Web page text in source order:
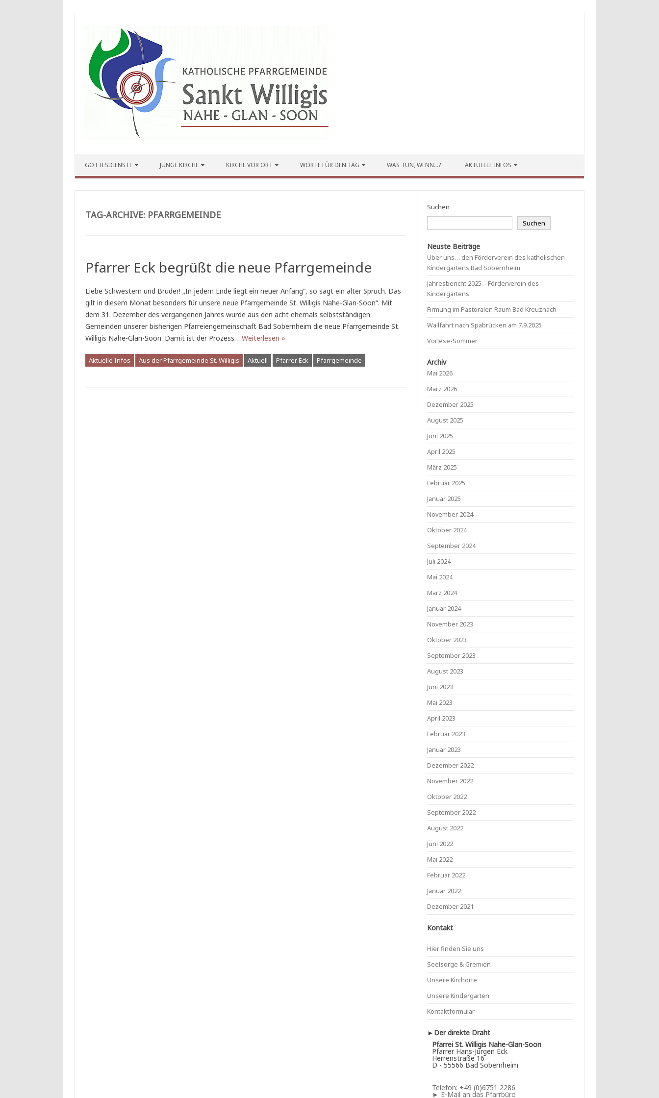
GOTTESDIENSTE JUNGE KIRCHE KIRCHE VOR ORT WORTE FÜR DEN TAG WAS TUN, WENN…? AKTUELLE INFOS
TAG-ARCHIVE: PFARRGEMEINDE
Pfarrer Eck begrüßt die neue Pfarrgemeinde
Liebe Schwestern und Brüder! „In jedem Ende liegt ein neuer Anfang“, so sagt ein alter Spruch. Das
gilt in diesem Monat besonders für unsere neue Pfarrgemeinde St. Willigis Nahe-Glan-Soon“. Mit
dem 31. Dezember des vergangenen Jahres wurde aus den acht ehemals selbstständigen
Gemeinden unserer bisherigen Pfarreiengemeinschaft Bad Sobernheim die neue Pfarrgemeinde St.
Willigis Nahe-Glan-Soon. Damit ist der Prozess… Weiterlesen »
Aktuelle Infos Aus der Pfarrgemeinde St. Willigis Aktuell Pfarrer Eck Pfarrgemeinde
Suchen
Suchen
Neuste Beiträge
Über uns… den Förderverein des katholischen
Kindergartens Bad Sobernheim
Jahresbericht 2025 – Förderverein des
Kindergartens
Firmung im Pastoralen Raum Bad Kreuznach
Wallfahrt nach Spabrücken am 7.9.2025
Vorlese-Sommer
Archiv
Mai 2026
März 2026
Dezember 2025
August 2025
Juni 2025
April 2025
März 2025
Februar 2025
Januar 2025
November 2024
Oktober 2024
September 2024
Juli 2024
Mai 2024
März 2024
Januar 2024
November 2023
Oktober 2023
September 2023
August 2023
Juni 2023
Mai 2023
April 2023
Februar 2023
Januar 2023
Dezember 2022
November 2022
Oktober 2022
September 2022
August 2022
Juni 2022
Mai 2022
Februar 2022
Januar 2022
Dezember 2021
Kontakt
Hier finden Sie uns
Seelsorge & Gremien
Unsere Kirchorte
Unsere Kindergärten
Kontaktformular
►Der direkte Draht
Pfarrei St. Willigis Nahe-Glan-Soon
Pfarrer Hans-Jürgen Eck
Herrenstraße 16
D - 55566 Bad Sobernheim
Telefon: +49 (0)6751 2286
► E-Mail an das Pfarrbüro